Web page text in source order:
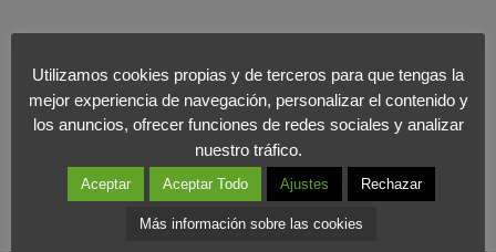
Utilizamos cookies propias y de terceros para que tengas la
mejor experiencia de navegación, personalizar el contenido y
los anuncios, ofrecer funciones de redes sociales y analizar
nuestro tráfico.
Aceptar Aceptar Todo Ajustes Rechazar
Más información sobre las cookies